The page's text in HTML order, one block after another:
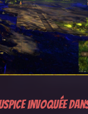
invoquée